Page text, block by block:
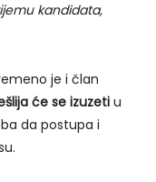
kandidata,
je i član
će se izuzeti u
da postupa i